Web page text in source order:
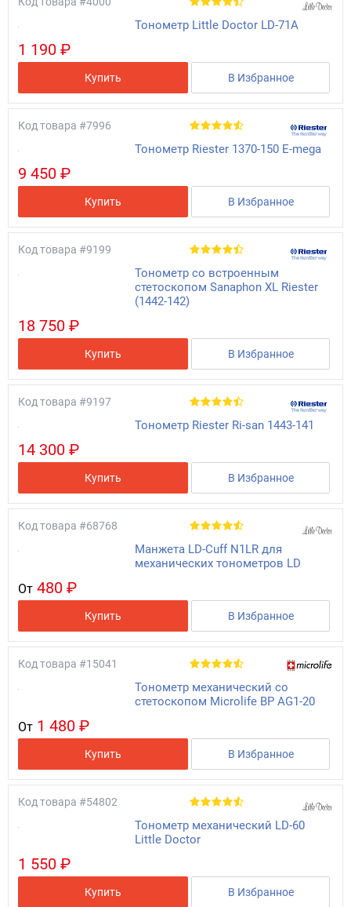
Тонометр Little Doctor LD-71A
1 190 ₽
Купить В Избранное
Код товара #7996
Тонометр Riester 1370-150 E-mega
9 450 ₽
Купить В Избранное
Код товара #9199
Тонометр со встроенным
стетоскопом Sanaphon XL Riester
(1442-142)
18 750 ₽
Купить В Избранное
Код товара #9197
Тонометр Riester Ri-san 1443-141
14 300 ₽
Купить В Избранное
Код товара #68768
Манжета LD-Cuff N1LR для
механических тонометров LD
От 480 ₽
Купить В Избранное
Код товара #15041
Тонометр механический со
стетоскопом Microlife BP AG1-20
От 1 480 ₽
Купить В Избранное
Код товара #54802
Тонометр механический LD-60
Little Doctor
1 550 ₽
Купить В Избранное